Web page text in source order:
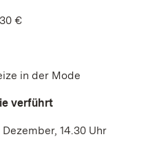
€
in der Mode
verführt
14.30 Uhr